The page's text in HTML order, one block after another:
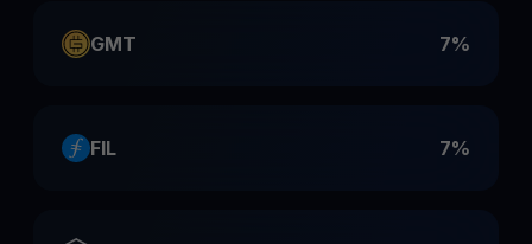
GMT 7%
FIL 7%